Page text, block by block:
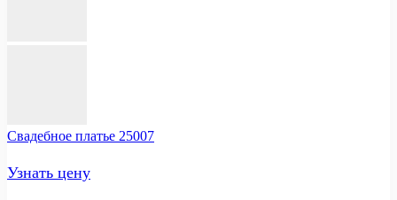
Свадебное платье 25007
Узнать цену